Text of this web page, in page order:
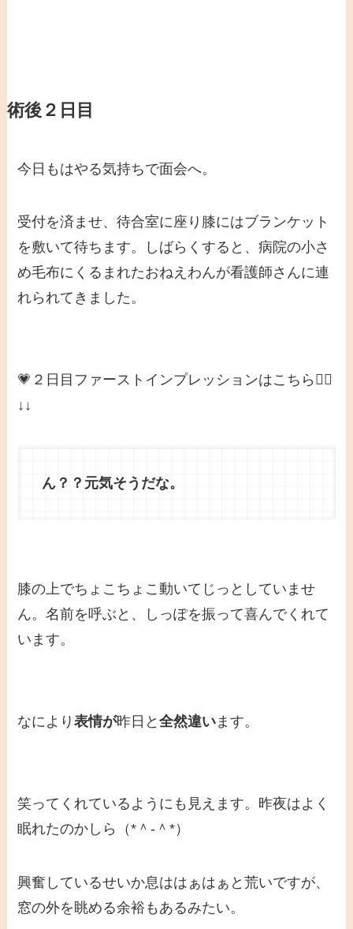
術後２日目
今日もはやる気持ちで面会へ。
受付を済ませ、待合室に座り膝にはブランケット
を敷いて待ちます。しばらくすると、病院の小さ
め毛布にくるまれたおねえわんが看護師さんに連
れられてきました。
💗２日目ファーストインプレッションはこちら👇🏻
↓↓
ん？？元気そうだな。
膝の上でちょこちょこ動いてじっとしていませ
ん。名前を呼ぶと、しっぽを振って喜んでくれて
います。
なにより表情が昨日と全然違います。
笑ってくれているようにも見えます。昨夜はよく
眠れたのかしら（*＾-＾*）
興奮しているせいか息ははぁはぁと荒いですが、
窓の外を眺める余裕もあるみたい。